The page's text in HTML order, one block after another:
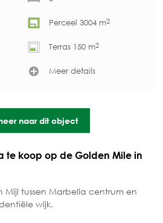
Perceel 3004 m2
Terras 150 m2
Meer details
naar dit object
te koop op de Golden Mile in
tussen Marbella centrum en
wijk.